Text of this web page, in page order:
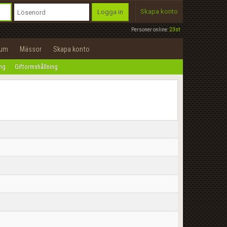
Personer online:23st
Logga in Skapa konto
Mässor Skapa konto
Giftormshållning